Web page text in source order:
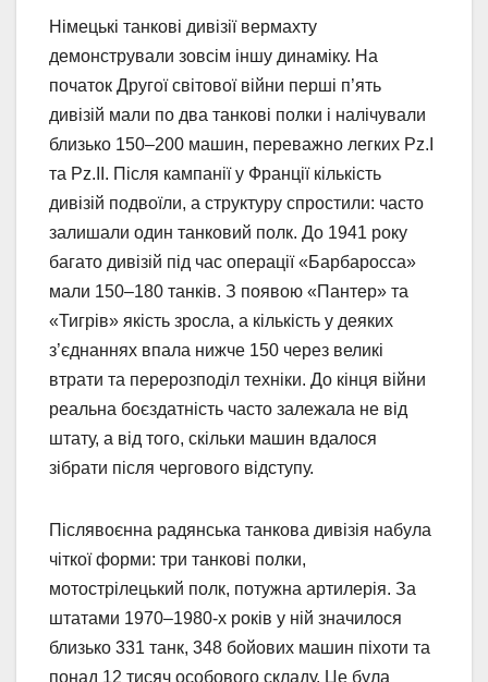
Німецькі танкові дивізії вермахту
демонстрували зовсім іншу динаміку. На
початок Другої світової війни перші п’ять
дивізій мали по два танкові полки і налічували
близько 150–200 машин, переважно легких Pz.I
та Pz.II. Після кампанії у Франції кількість
дивізій подвоїли, а структуру спростили: часто
залишали один танковий полк. До 1941 року
багато дивізій під час операції «Барбаросса»
мали 150–180 танків. З появою «Пантер» та
«Тигрів» якість зросла, а кількість у деяких
з’єднаннях впала нижче 150 через великі
втрати та перерозподіл техніки. До кінця війни
реальна боєздатність часто залежала не від
штату, а від того, скільки машин вдалося
зібрати після чергового відступу.
Післявоєнна радянська танкова дивізія набула
чіткої форми: три танкові полки,
мотострілецький полк, потужна артилерія. За
штатами 1970–1980-х років у ній значилося
близько 331 танк, 348 бойових машин піхоти та
понад 12 тисяч особового складу. Це була